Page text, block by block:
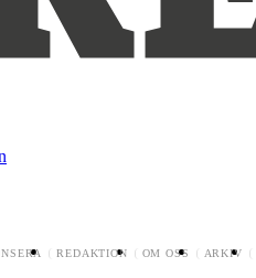
REDAKTION OM OSS ARKIV